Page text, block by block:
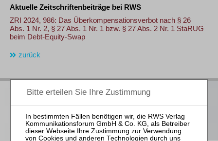
Aktuelle Zeitschriftenbeiträge bei RWS
ZRI 2024, 986: Das Überkompensationsverbot nach § 26
Abs. 1 Nr. 2, § 27 Abs. 1 Nr. 1 bzw. § 27 Abs. 2 Nr. 1 StaRUG
beim Debt-Equity-Swap
zurück
Vorschau auf die neuen Bücher 2026
finden Sie unsere Buchvorschau für das 2. Halbjahr 2026
als Download